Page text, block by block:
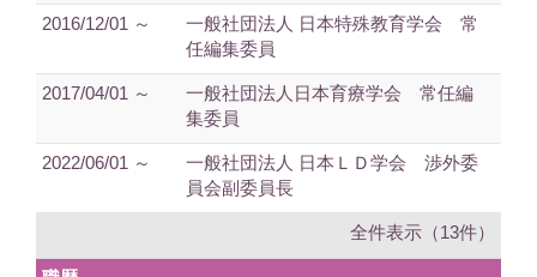
2016/12/01 ～
一般社団法人 日本特殊教育学会 常
任編集委員
2017/04/01 ～
一般社団法人日本育療学会 常任編
集委員
2022/06/01 ～
一般社団法人 日本ＬＤ学会 渉外委
員会副委員長
全件表示（13件）